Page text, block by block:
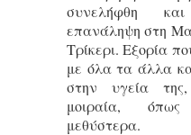
συνελήφθη
επανάληψη στη
Τρίκερι. Εξορία
με όλα τα άλλα
στην υγεία
μοιραία,
μεθύστερα.